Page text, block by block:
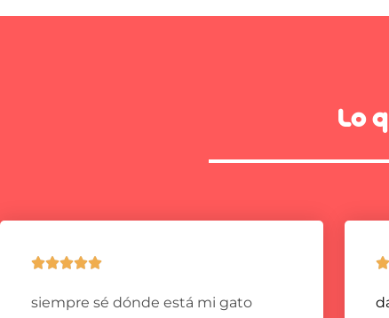
Lo

siempre sé dónde está mi gato
